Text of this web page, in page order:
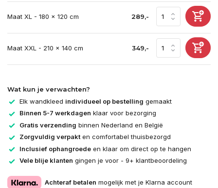
Maat XL - 180 x 120 cm 289,-
Maat XXL - 210 x 140 cm 349,-
Wat kun je verwachten?
Elk wandkleed individueel op bestelling gemaakt
Binnen 5-7 werkdagen klaar voor bezorging
Gratis verzending binnen Nederland en België
Zorgvuldig verpakten comfortabel thuisbezorgd
Inclusief ophangroede en klaar om direct op te hangen
Vele blije klanten gingen je voor - 9+ klantbeoordeling
Achteraf betalen mogelijk met je Klarna account